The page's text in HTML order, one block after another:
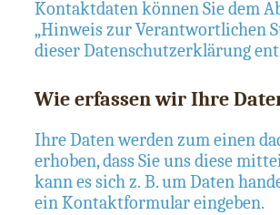
Kontaktdaten können Sie dem
„Hinweis zur Verantwortlichen
dieser Datenschutzerklärung
Wie erfassen wir Ihre
Ihre Daten werden zum einen
erhoben, dass Sie uns diese
kann es sich z. B. um Daten
ein Kontaktformular eingeben.